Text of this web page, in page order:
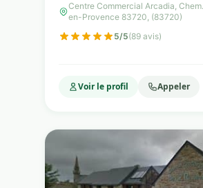
Centre Commercial Arcadia,
en-Provence 83720, (83720)
5/5(89 avis)
Voir le profil Appeler